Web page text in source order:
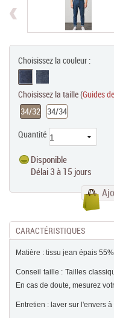
Previous
Choisissez la couleur :
Choisissez la taille (Guides
34/32
34/34
Quantité
Disponible
Délai 3 à 15 jours
CARACTÉRISTIQUES
Matière : tissu jean épais
Conseil taille : Tailles
En cas de doute, mesurez
Entretien : laver sur l'envers